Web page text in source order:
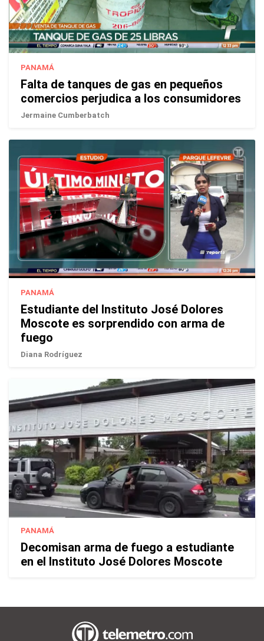
PANAMÁ
Falta de tanques de gas en pequeños
comercios perjudica a los consumidores
Jermaine Cumberbatch
PANAMÁ
Estudiante del Instituto José Dolores
Moscote es sorprendido con arma de
fuego
Diana Rodríguez
PANAMÁ
Decomisan arma de fuego a estudiante
en el Instituto José Dolores Moscote